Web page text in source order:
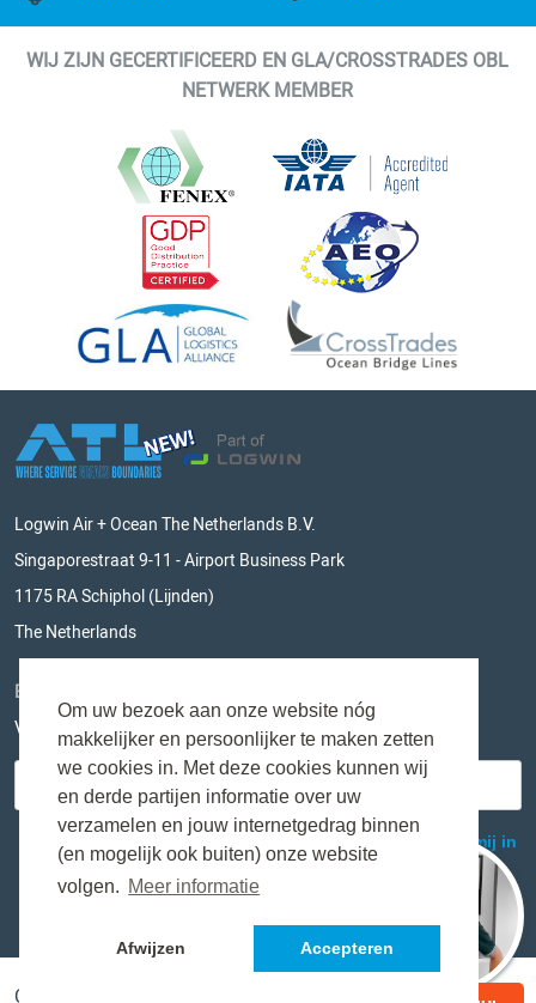
Om uw bezoek aan onze website nóg
makkelijker en persoonlijker te maken zetten
we cookies in. Met deze cookies kunnen wij
en derde partijen informatie over uw
verzamelen en jouw internetgedrag binnen
(en mogelijk ook buiten) onze website
volgen. Meer informatie
Afwijzen Accepteren
WIJ ZIJN GECERTIFICEERD EN GLA/CROSSTRADES OBL
NETWERK MEMBER
Logwin Air + Ocean The Netherlands B.V.
Singaporestraat 9-11 - Airport Business Park
1175 RA Schiphol (Lijnden)
The Netherlands
BLIJF OP DE HOOGTE
Vul hieronder je e-mailadres in en mis niks meer!
Copyright © Logwin Air + Ocean The Netherlands B.V.